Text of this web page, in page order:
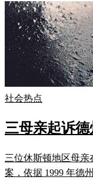
社会热点
三母亲起诉
三位休斯顿地区母亲
案，依据 1999 年德